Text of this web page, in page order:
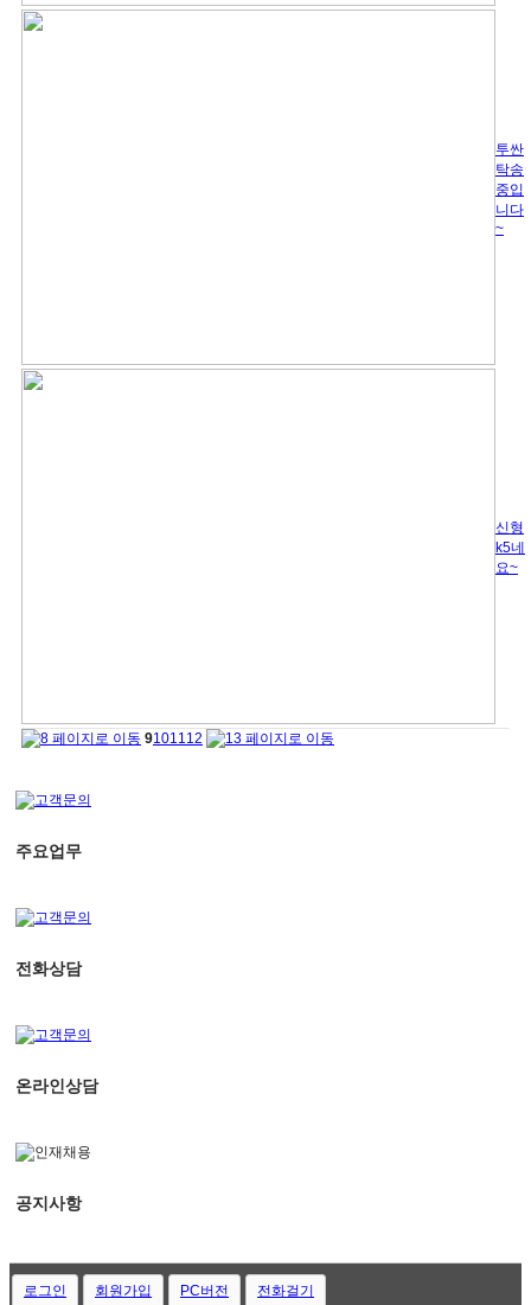
투싼
탁송
중입
니다
~
신형
k5네
요~
91011 12
주요업무
전화상담
온라인상담
공지사항
로그인 회원가입 PC버전 전화걸기